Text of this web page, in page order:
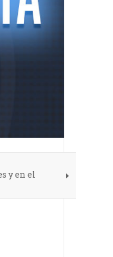
y en el